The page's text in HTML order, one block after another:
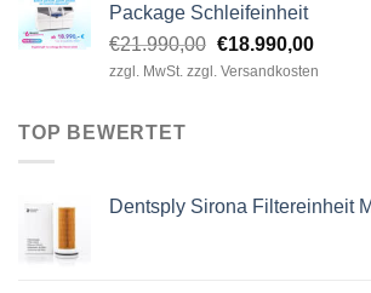
Package Schleifeinheit
€21.990,00 Ursprünglicher
Preis
€18.990,00
Preis
zzgl. MwSt. zzgl. Versandkosten
TOP BEWERTET
Dentsply Sirona Filtereinheit